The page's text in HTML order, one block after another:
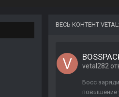
ВЕСЬ КОНТЕНТ
vetal282
Босс
повышение